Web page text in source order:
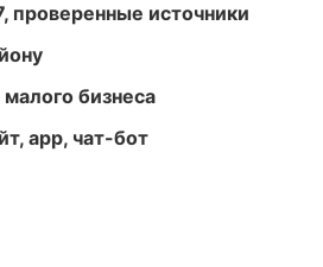
проверенные источники
бизнеса
app, чат-бот